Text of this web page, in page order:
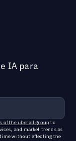
IA para
of the uberall groupto
and market trends as
without affecting the